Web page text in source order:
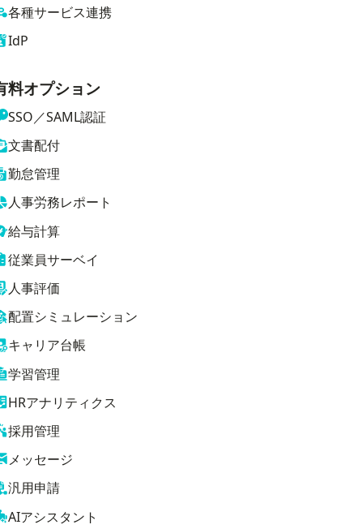
各種サービス連携
IdP
料オプション
SSO／SAML認証
文書配付
勤怠管理
人事労務レポート
給与計算
従業員サーベイ
人事評価
配置シミュレーション
キャリア台帳
学習管理
HRアナリティクス
採用管理
メッセージ
汎用申請
AIアシスタント